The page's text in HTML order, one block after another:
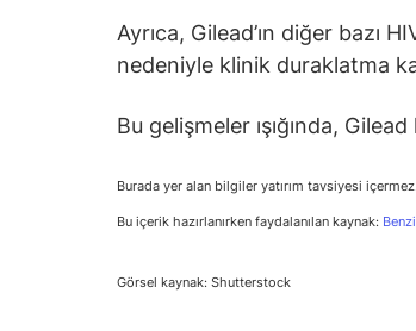
Ayrıca, Gilead’ın diğer bazı
nedeniyle klinik duraklatma
Bu gelişmeler ışığında,
Burada yer alan bilgiler yatırım tavsiyesi
Bu içerik hazırlanırken faydalanılan kaynak:
Görsel kaynak: Shutterstock